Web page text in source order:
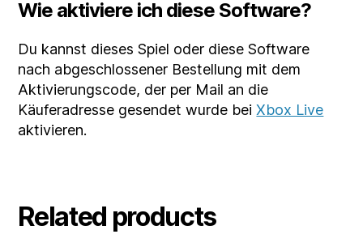
Wie aktiviere ich diese Software?
Du kannst dieses Spiel oder diese Software
nach abgeschlossener Bestellung mit dem
Aktivierungscode, der per Mail an die
Käuferadresse gesendet wurde beiXbox Live
aktivieren.
Related products